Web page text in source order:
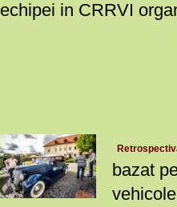
echipei in CRRVI
bazat